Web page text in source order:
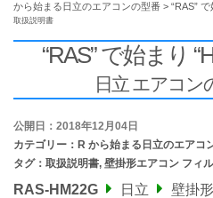
から始まる日立のエアコンの型番 > “RAS”
取扱説明書
“RAS” で始まり
日立 エアコン
公開日：2018年12月04日
カテゴリー： R から始まる日立のエアコ
タグ： 取扱説明書, 壁掛形エアコン フィ
RAS-HM22G 日立
壁掛